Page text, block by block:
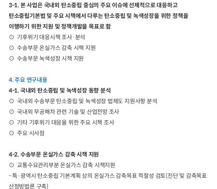
3-1. 본 사업은 국내외 탄소중립 중심의 주요 이슈에 선제적으로 대응하고
탄소중립기본법 및 주요 시책에서 다루는 탄소중립 및 녹색성장을 위한 정책을
이행하기 위한 지원 및 정책개발을 목표로 함
⊙ 기후위기 대응시책 조사·분석
⊙ 수송부문 온실가스 감축 시책 지원
⊙ 수송부문 녹색성장 시책 지원
4. 주요 연구내용
4-1. 국내외 탄소중립 및 녹색성장 동향 분석
⊙ 국내외 수송부문 탄소중립 및 녹색성장 법제도 지원사항 분석
⊙ 국내외 무공해차 관련 기술 및 산업전망 조사
⊙ 기타 기후위기 대응을 위한 주요 시책 조사
⊙ 주요 시사점
4-2. 수송부문 온실가스 감축 시책 지원
⊙ 교통수요관리부분 온실가스 감축 시책지원
- 특·광역시 탄소중립 기본계획 상의 온실가스 감축목표 적절성 검토(진단 및 감축목표
산정방법론 구축)